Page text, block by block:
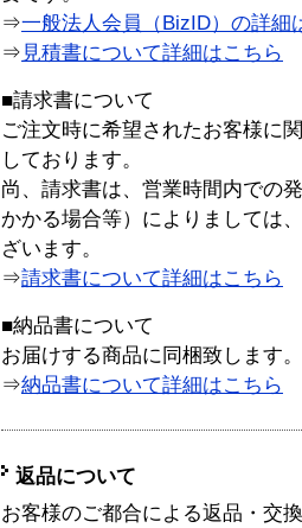
⇒一般法人会員（BizID）の詳細
⇒ 見積書について詳細はこちら
■請求書について
ご注文時に希望されたお客様に
しております。
尚、請求書は、営業時間内での
かかる場合等）によりましては
ざいます。
⇒請求書について詳細はこちら
■納品書について
お届けする商品に同梱致します。
⇒納品書について詳細はこちら
返品について
お客様のご都合による返品・交